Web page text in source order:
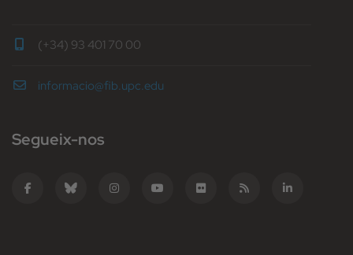
(+34) 93 401 70 00
informacio@fib.upc.edu
Segueix-nos